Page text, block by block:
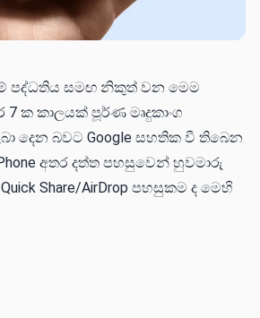
පද්ධතිය සමඟ නිකුත් වන මෙම
7 ක කාලයක් පූර්ණ මෘදුකාංග
දෙන බවට Google සහතික වී තිබෙන
අතර දත්ත පහසුවෙන් හුවමාරු
Share/AirDrop පහසුකම ද මෙහි